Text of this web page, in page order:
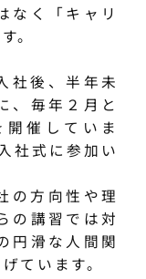
なく「キャリ
。
社後、半年未
、毎年２月と
催していま
社式に参加い
の方向性や理
の講習では対
円滑な人間関
ています。